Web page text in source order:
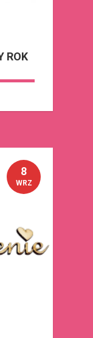
ROK
8
WRZ